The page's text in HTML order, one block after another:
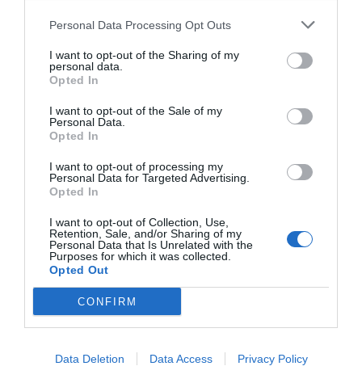
Personal Data Processing Opt Outs
I want to opt-out of the Sharing of my
personal data.
Opted In
I want to opt-out of the Sale of my
Personal Data.
Opted In
I want to opt-out of processing my
Personal Data for Targeted Advertising.
Opted In
I want to opt-out of Collection, Use,
Retention, Sale, and/or Sharing of my
Personal Data that Is Unrelated with the
Purposes for which it was collected.
Opted Out
CONFIRM
Data Deletion Data Access Privacy Policy